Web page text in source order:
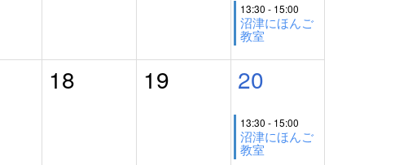
13:30 - 15:00
沼津にほんご
教室
18 19 20
13:30 - 15:00
沼津にほんご
教室